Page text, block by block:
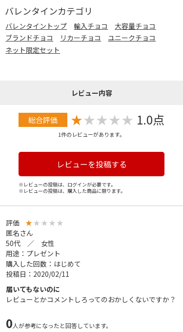
バレンタインカテゴリ
バレンタイントップ 輸入チョコ
大容量チョコ
ブランドチョコ
リカーチョコ
ユニークチョコ
ネット限定セット
レビュー内容
総合評価 ★★★★★ 1.0点
1件のレビューがあります。
レビューを投稿する
※レビューの投稿は、ログインが必要です。
※レビューの投稿は、購入した商品に限ります。
評価 ★★ ★ ★ ★
匿名さん
50代 ／ 女性
用途：プレゼント
購入した回数：はじめて
投稿日：2020/02/11
届いてもないのに
レビューとかコメントしろってのおかしくないですか？
0人が参考になったと回答しています。